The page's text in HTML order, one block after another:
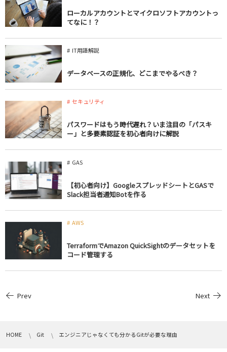
ローカルアカウントとマイクロソフトアカウントっ
てなに！？
IT用語解説
データベースの正規化、どこまでやるべき？
セキュリティ
パスワードはもう時代遅れ？いま注目の「パスキ
ー」と多要素認証を初心者向けに解説
GAS
【初心者向け】GoogleスプレッドシートとGASで
Slack担当者通知Botを作る
AWS
TerraformでAmazon QuickSightのデータセットを
コード管理する
Prev Next
HOME Git エンジニアじゃなくても分かるGitが必要な理由